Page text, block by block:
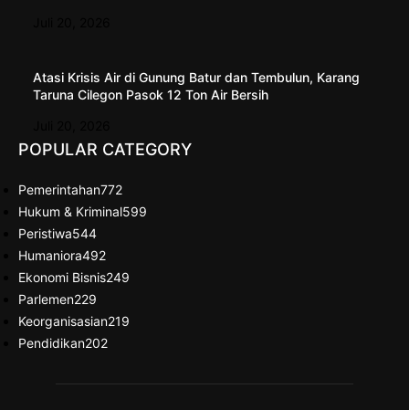
Atasi Krisis Air di Gunung Batur dan Tembulun, Karang
Taruna Cilegon Pasok 12 Ton Air Bersih
POPULAR CATEGORY
Pemerintahan772
Hukum & Kriminal599
Peristiwa544
Humaniora492
Ekonomi Bisnis249
Parlemen229
Keorganisasian219
Pendidikan202